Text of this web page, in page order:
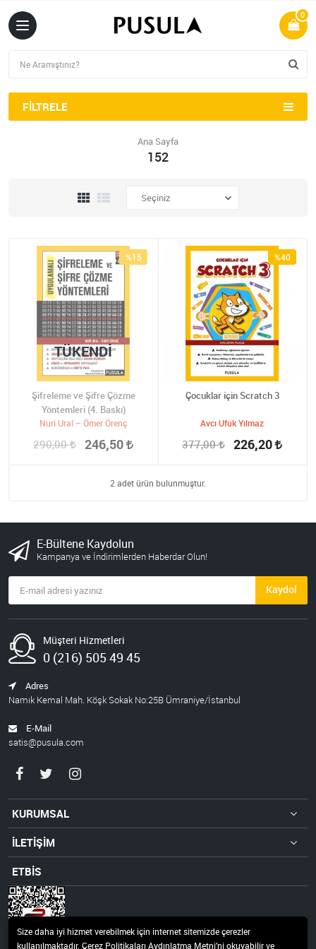
0
FILTRELE
Ana Sayfa
152
Şifreleme ve Şifre Çözme
Yöntemleri (4. Baskı)
Nuri Ural – Ömer Örenç
290,00 246,50
%15
TÜKENDI
Çocuklar için Scratch 3
Avcı Ufuk Yılmaz
377,00 226,20
%40
2 adet ürün bulunmuştur.
E-Bültene Kaydolun
Kampanya ve İndirimlerden Haberdar Olun!
Kaydol
Müşteri Hizmetleri
0 (216) 505 49 45
Adres
Namık Kemal Mah. Köşk Sokak No:25B Ümraniye/İstanbul
E-Mail
satis@pusula.com
KURUMSAL
İLETİŞİM
ETBİS
Size daha iyi hizmet verebilmek için internet sitemizde çerezler
kullanılmaktadır. Çerez Politikaları Aydınlatma Metni’ni okuyabilir ve